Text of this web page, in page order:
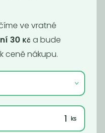
Prací gel vavřín
ve vratné
30 Kč a bude
ceně nákupu.